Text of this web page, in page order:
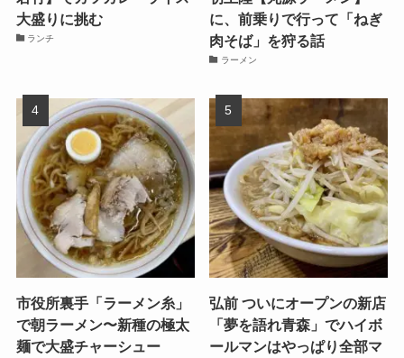
大盛りに挑む
ランチ
に、前乗りで行って「ねぎ
肉そば」を狩る話
ラーメン
市役所裏手「ラーメン糸」
で朝ラーメン〜新種の極太
麺で大盛チャーシュー
弘前 ついにオープンの新店
「夢を語れ青森」でハイボ
ールマンはやっぱり全部マ